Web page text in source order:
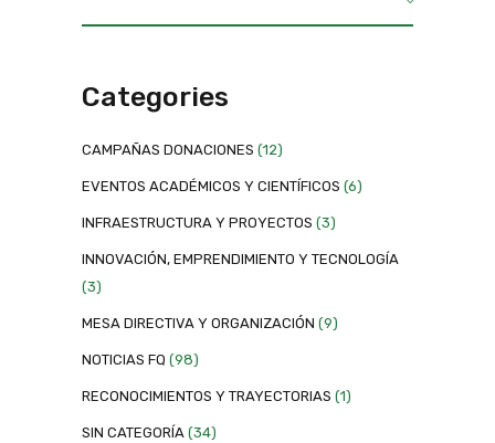
Categories
CAMPAÑAS DONACIONES (12)
EVENTOS ACADÉMICOS Y CIENTÍFICOS (6)
INFRAESTRUCTURA Y PROYECTOS (3)
INNOVACIÓN, EMPRENDIMIENTO Y TECNOLOGÍA
(3)
MESA DIRECTIVA Y ORGANIZACIÓN (9)
NOTICIAS FQ (98)
RECONOCIMIENTOS Y TRAYECTORIAS (1)
SIN CATEGORÍA (34)